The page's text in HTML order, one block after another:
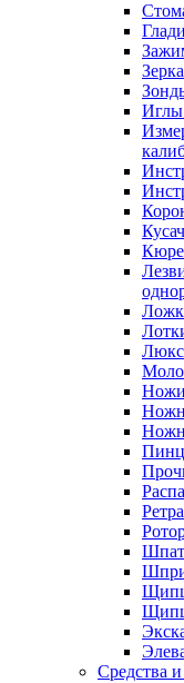
Иглы
Ножи
Средства